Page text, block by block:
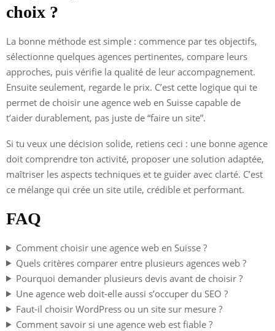
choix ?
La bonne méthode est simple : commence par tes objectifs,
sélectionne quelques agences pertinentes, compare leurs
approches, puis vérifie la qualité de leur accompagnement.
Ensuite seulement, regarde le prix. C’est cette logique qui te
permet de choisir une agence web en Suisse capable de
t’aider durablement, pas juste de “faire un site”.
Si tu veux une décision solide, retiens ceci : une bonne agence
doit comprendre ton activité, proposer une solution adaptée,
maîtriser les aspects techniques et te guider avec clarté. C’est
ce mélange qui crée un site utile, crédible et performant.
FAQ
Comment choisir une agence web en Suisse ?
Quels critères comparer entre plusieurs agences web ?
Pourquoi demander plusieurs devis avant de choisir ?
Une agence web doit-elle aussi s’occuper du SEO ?
Faut-il choisir WordPress ou un site sur mesure ?
Comment savoir si une agence web est fiable ?